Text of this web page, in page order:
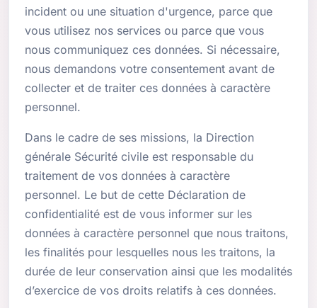
incident ou une situation d'urgence, parce que
vous utilisez nos services ou parce que vous
nous communiquez ces données. Si nécessaire,
nous demandons votre consentement avant de
collecter et de traiter ces données à caractère
personnel.
Dans le cadre de ses missions, la Direction
générale Sécurité civile est responsable du
traitement de vos données à caractère
personnel. Le but de cette Déclaration de
confidentialité est de vous informer sur les
données à caractère personnel que nous traitons,
les finalités pour lesquelles nous les traitons, la
durée de leur conservation ainsi que les modalités
d’exercice de vos droits relatifs à ces données.